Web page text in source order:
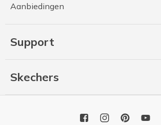
Aanbiedingen
Support
Skechers